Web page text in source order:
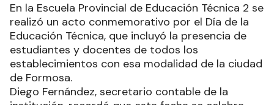
En la Escuela Provincial de Educación Técnica 2 se
realizó un acto conmemorativo por el Día de la
Educación Técnica, que incluyó la presencia de
estudiantes y docentes de todos los
establecimientos con esa modalidad de la ciudad
de Formosa.
Diego Fernández, secretario contable de la